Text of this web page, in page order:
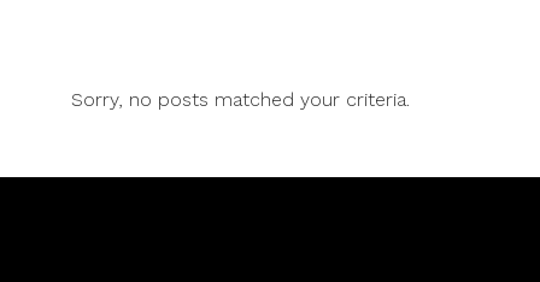
Sorry, no posts matched your criteria.